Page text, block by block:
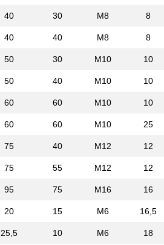
40 30 M8 8
40 40 M8 8
50 30 M10 10
50 40 M10 10
60 60 M10 10
60 60 M10 25
75 40 M12 12
75 55 M12 12
95 75 M16 16
20 15 M6 16,5
25,5 10 M6 18